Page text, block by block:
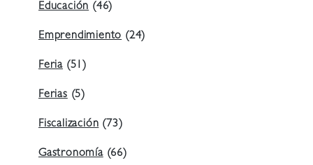
Educación (46)
Emprendimiento (24)
Feria (51)
Ferias (5)
Fiscalización (73)
Gastronomía(66)